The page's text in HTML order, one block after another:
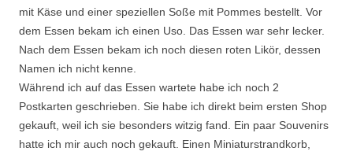
mit Käse und einer speziellen Soße mit Pommes bestellt. Vor
dem Essen bekam ich einen Uso. Das Essen war sehr lecker.
Nach dem Essen bekam ich noch diesen roten Likör, dessen
Namen ich nicht kenne.
Während ich auf das Essen wartete habe ich noch 2
Postkarten geschrieben. Sie habe ich direkt beim ersten Shop
gekauft, weil ich sie besonders witzig fand. Ein paar Souvenirs
hatte ich mir auch noch gekauft. Einen Miniaturstrandkorb,